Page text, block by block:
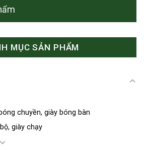
MỤC SẢN PHẨM
chuyền, giày bóng bàn
giày chạy